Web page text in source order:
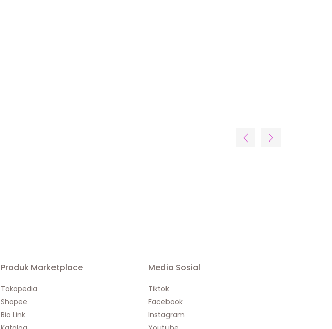
Produk Marketplace
Tokopedia
Shopee
Bio Link
Media Sosial
Tiktok
Facebook
Instagram